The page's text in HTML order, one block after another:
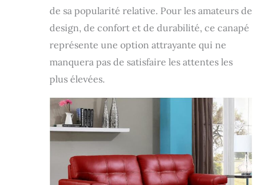
de sa popularité relative. Pour les amateurs de
design, de confort et de durabilité, ce canapé
représente une option attrayante qui ne
manquera pas de satisfaire les attentes les
plus élevées.